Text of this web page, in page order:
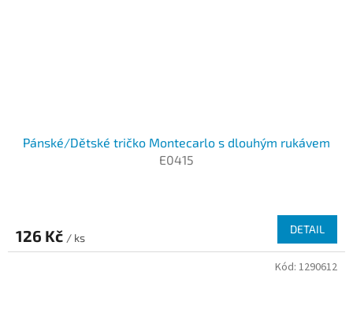
Pánské/Dětské tričko Montecarlo s dlouhým rukávem
E0415
126 Kč / ks
DETAIL
Kód: 1290612